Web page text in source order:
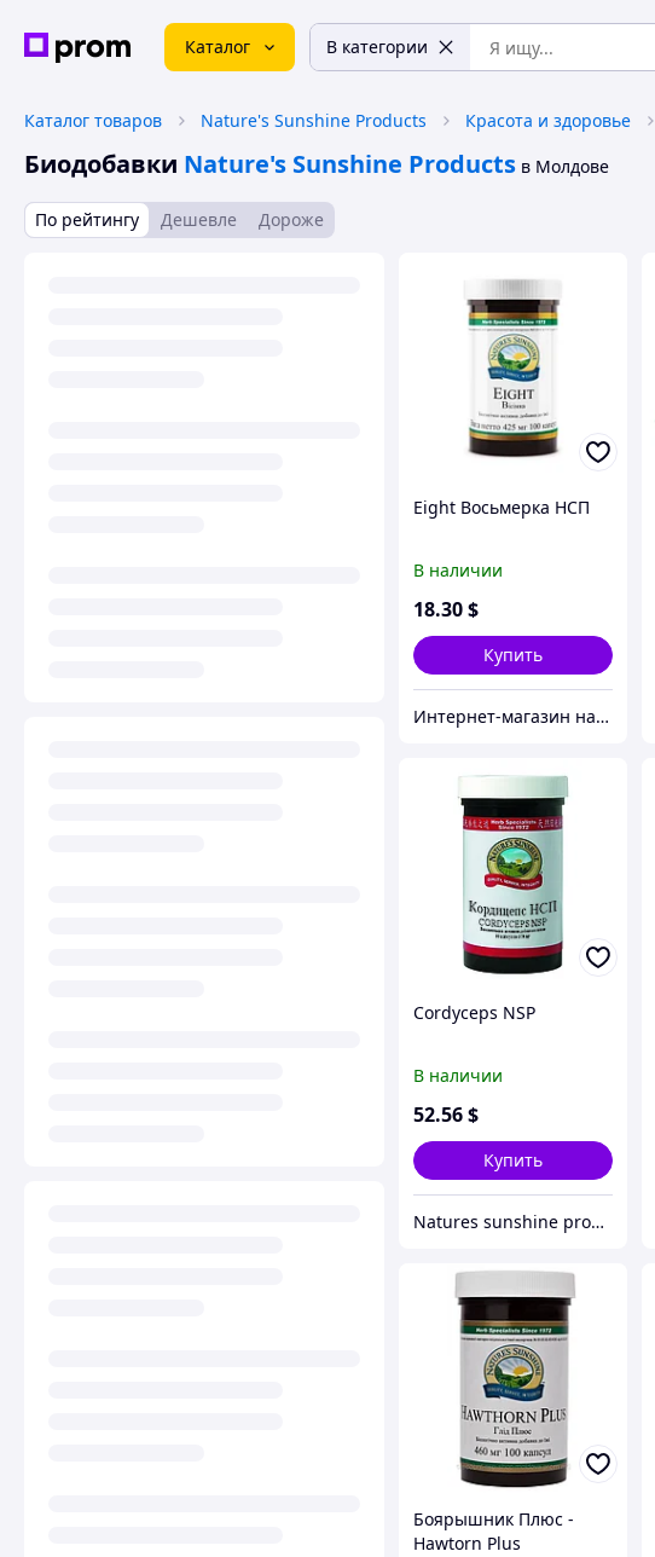
Каталог В категории
Каталог товаров Nature's Sunshine Products Красота и здоровье
Биодобавки Nature's Sunshine Products в Молдове
По рейтингу Дешевле Дороже
Eight Восьмерка НСП
В наличии
18.30$
Купить
Интернет-магазин натуральных витаминов компании Nature`s Sunshine, NSP (НСП)
Cordyceps NSP
В наличии
52.56$
Купить
Natures sunshine products
Боярышник Плюс -
Hawtorn Plus